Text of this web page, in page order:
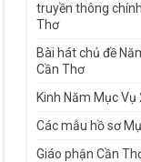
truyền thông
Thơ
Bài hát chủ đề
Cần Thơ
Kinh Năm Mục Vụ
Các mẫu hồ sơ
Giáo phận Cần